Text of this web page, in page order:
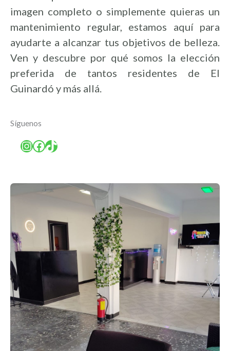
imagen completo o simplemente quieras un
mantenimiento regular, estamos aquí para
ayudarte a alcanzar tus objetivos de belleza.
Ven y descubre por qué somos la elección
preferida de tantos residentes de El
Guinardó y más allá.
Síguenos
Instagram
Facebook
TikTok